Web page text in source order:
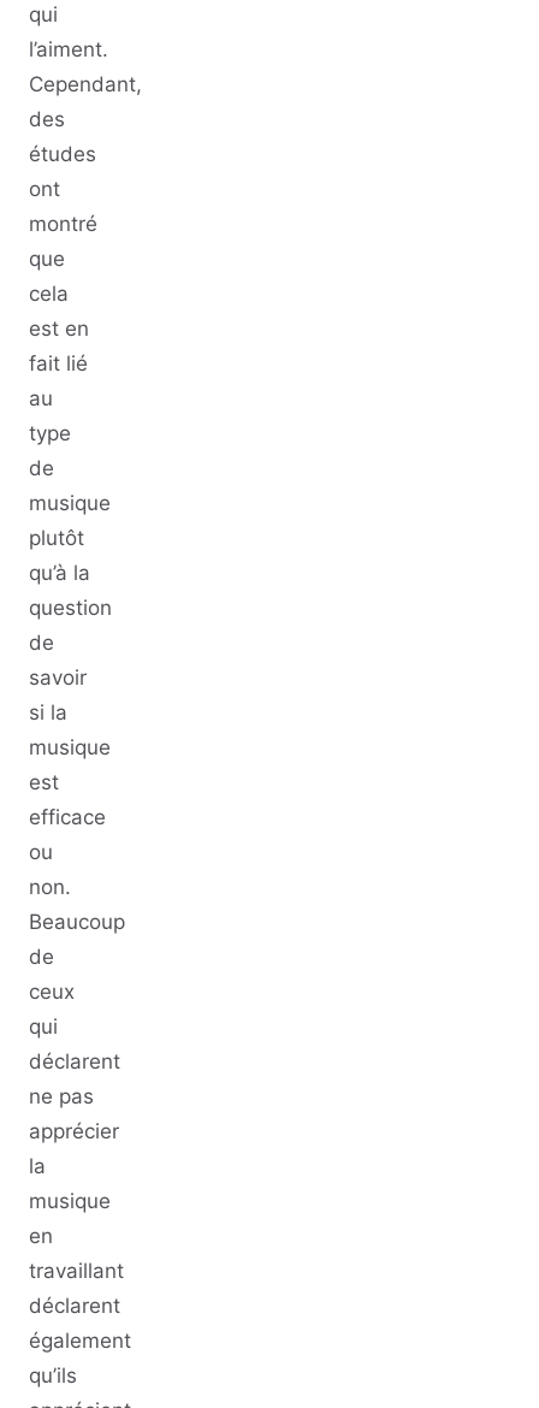
qui
l’aiment.
Cependant,
des
études
ont
montré
que
cela
est en
fait lié
au
type
de
musique
plutôt
qu’à la
question
de
savoir
si la
musique
est
efficace
ou
non.
Beaucoup
de
ceux
qui
déclarent
ne pas
apprécier
la
musique
en
travaillant
déclarent
également
qu’ils